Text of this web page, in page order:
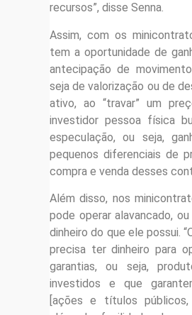
recursos”, disse Senna.
Assim, com os
tem a oportunidade de
antecipação de
seja de valorização ou de
ativo, ao “travar” um
investidor pessoa física
especulação, ou seja,
pequenos diferenciais de
compra e venda desses
Além disso, nos
pode operar alavancado,
dinheiro do que ele possui.
precisa ter dinheiro para
garantias, ou seja,
investidos e que
[ações e títulos